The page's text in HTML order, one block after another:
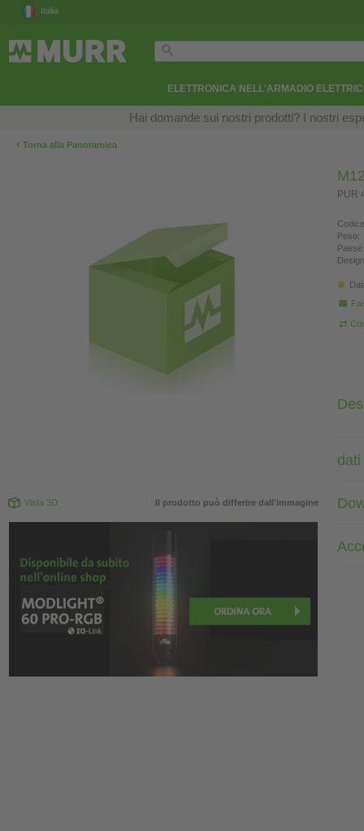
Italia
ELETTRONICA NELL'ARMADIO
Hai domande sui nostri prodotti? I nostri
‹ Torna alla Panoramica
Vista 3D Il prodotto può differire dall'immagine
PUR
Peso: